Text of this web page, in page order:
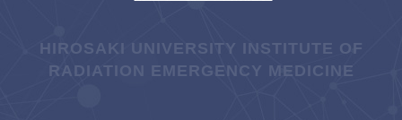
HIROSAKI UNIVERSITY INSTITUTE OF
RADIATION EMERGENCY MEDICINE